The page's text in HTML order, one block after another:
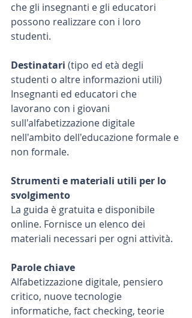
che gli insegnanti e gli educatori
possono realizzare con i loro
studenti.
Destinatari (tipo ed età degli
studenti o altre informazioni utili)
Insegnanti ed educatori che
lavorano con i giovani
sull'alfabetizzazione digitale
nell'ambito dell'educazione formale e
non formale.
Strumenti e materiali utili per lo
svolgimento
La guida è gratuita e disponibile
online. Fornisce un elenco dei
materiali necessari per ogni attività.
Parole chiave
Alfabetizzazione digitale, pensiero
critico, nuove tecnologie
informatiche, fact checking, teorie